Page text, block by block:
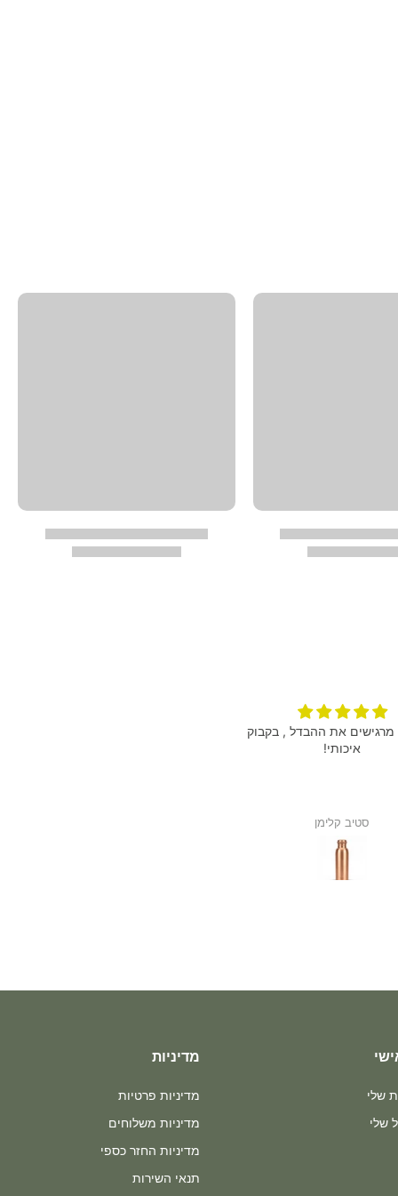
את ההבדל , בקבוק
איכותי!
סטיב קלימן
שלי
שלי
מדיניות
מדיניות פרטיות
מדיניות משלוחים
מדיניות החזר כספי
תנאי השירות